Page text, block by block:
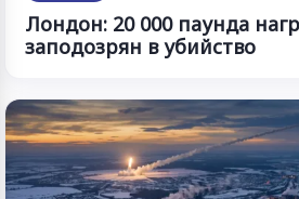
Лондон: 20 000 паунда
заподозрян в убийство